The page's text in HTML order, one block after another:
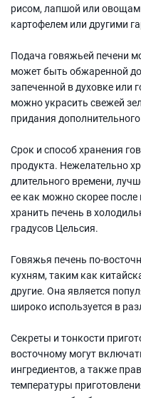
рисом, лапшой или
картофелем или другими
Подача говяжьей печени
может быть обжаренной
запеченной в духовке или
можно украсить свежей
придания
Срок и способ хранения
продукта. Нежелательно
длительного времени,
ее как можно скорее
хранить печень в
градусов Цельсия.
Говяжья печень по-
кухням, таким как
другие. Она является
широко используется в
Секреты и тонкости
восточному могут
ингредиентов, а также
температуры